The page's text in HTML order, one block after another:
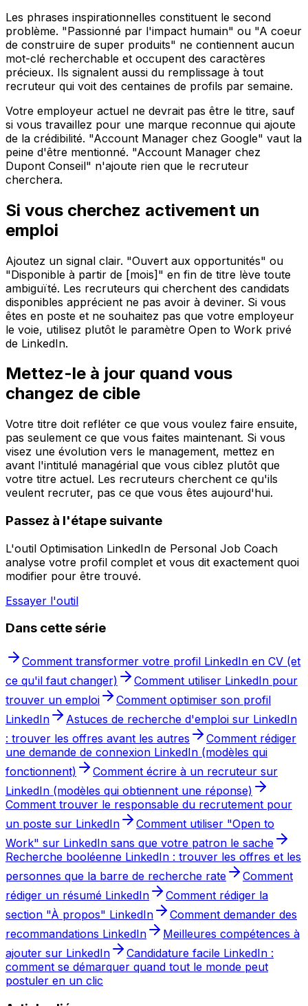
Les phrases inspirationnelles constituent le second
problème. "Passionné par l'impact humain" ou "A coeur
de construire de super produits" ne contiennent aucun
mot-clé recherchable et occupent des caractères
précieux. Ils signalent aussi du remplissage à tout
recruteur qui voit des centaines de profils par semaine.
Votre employeur actuel ne devrait pas être le titre, sauf
si vous travaillez pour une marque reconnue qui ajoute
de la crédibilité. "Account Manager chez Google" vaut la
peine d'être mentionné. "Account Manager chez
Dupont Conseil" n'ajoute rien que le recruteur
cherchera.
Si vous cherchez activement un
emploi
Ajoutez un signal clair. "Ouvert aux opportunités" ou
"Disponible à partir de [mois]" en fin de titre lève toute
ambiguïté. Les recruteurs qui cherchent des candidats
disponibles apprécient ne pas avoir à deviner. Si vous
êtes en poste et ne souhaitez pas que votre employeur
le voie, utilisez plutôt le paramètre Open to Work privé
de LinkedIn.
Mettez-le à jour quand vous
changez de cible
Votre titre doit refléter ce que vous voulez faire ensuite,
pas seulement ce que vous faites maintenant. Si vous
visez une évolution vers le management, mettez en
avant l'intitulé managérial que vous ciblez plutôt que
votre titre actuel. Les recruteurs cherchent ce qu'ils
veulent recruter, pas ce que vous êtes aujourd'hui.
Passez à l'étape suivante
L'outil Optimisation LinkedIn de Personal Job Coach
analyse votre profil complet et vous dit exactement quoi
modifier pour être trouvé.
Essayer l'outil
Dans cette série
Comment transformer votre profil LinkedIn en CV (et
ce qu'il faut changer)
Comment utiliser LinkedIn pour
trouver un emploi
Comment optimiser son profil
LinkedIn
Astuces de recherche d'emploi sur LinkedIn
: trouver les offres avant les autres
Comment rédiger
une demande de connexion LinkedIn (modèles qui
fonctionnent)
Comment écrire à un recruteur sur
LinkedIn (modèles qui obtiennent une réponse)
Comment trouver le responsable du recrutement pour
un poste sur LinkedIn
Comment utiliser "Open to
Work" sur LinkedIn sans que votre patron le sache
Recherche booléenne LinkedIn : trouver les offres et les
personnes que la barre de recherche rate
Comment
rédiger un résumé LinkedIn
Comment rédiger la
section "À propos" LinkedIn
Comment demander des
recommandations LinkedIn
Meilleures compétences à
ajouter sur LinkedIn
Candidature facile LinkedIn :
comment se démarquer quand tout le monde peut
postuler en un clic